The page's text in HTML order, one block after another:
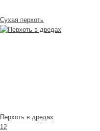
Сухая перхоть
Перхоть в дредах
12